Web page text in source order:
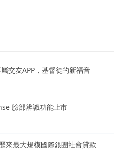
交友APP，基督徒的新福音
臉部辨識功能上市
來最大規模國際銀團社會貸款